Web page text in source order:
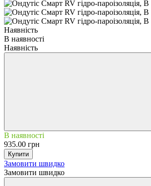
Наявність
В наявності
Наявність
В наявності
935.00 грн
Купити
Замовити швидко
Замовити швидко